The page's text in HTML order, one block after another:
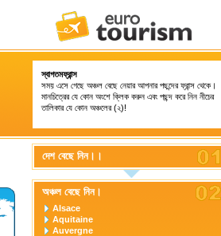
স্বাগতমফ্রান্স
সময় এসে গেছে অঞ্চল বেছে নেয়ার আপনার পছন্দের ফ্রান্স থেকে।
মানচিত্রের যে কোন অংশে ক্লিক করুন এবং পছন্দ করে নিন নীচের
তালিকার যে কোন অঞ্চলের (২)!
দেশ বেছে নিন।।
অঞ্চল বেছে নিন।
Alsace
Aquitaine
Auvergne